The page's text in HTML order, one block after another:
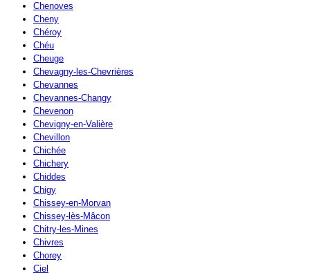
Chenoves
Cheny
Chéroy
Chéu
Cheuge
Chevagny-les-Chevrières
Chevannes
Chevannes-Changy
Chevenon
Chevigny-en-Valière
Chevillon
Chichée
Chichery
Chiddes
Chigy
Chissey-en-Morvan
Chissey-lès-Mâcon
Chitry-les-Mines
Chivres
Chorey
Ciel